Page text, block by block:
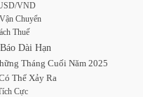
VND
Chuyển
Thuế
Dài Hạn
Tháng Cuối Năm 2025
Thể Xảy Ra
Cực